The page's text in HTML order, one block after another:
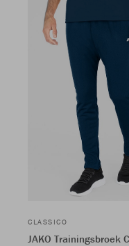
CLASSICO
JAKO Trainingsbroek